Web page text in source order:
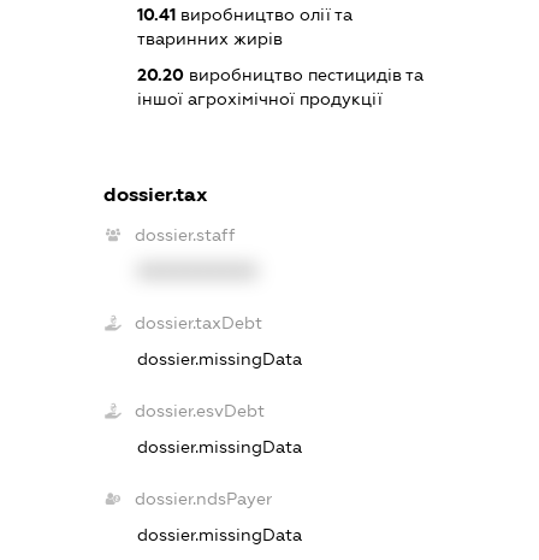
10.41 виробництво олії та
тваринних жирів
20.20 виробництво пестицидів та
іншої агрохімічної продукції
dossier.tax
dossier.staff
dossier.taxDebt
dossier.missingData
dossier.esvDebt
dossier.missingData
dossier.ndsPayer
dossier.missingData